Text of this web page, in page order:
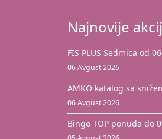
Najnovije
FIS PLUS Sedmica od
06 Avgust 2026
AMKO katalog sa
06 Avgust 2026
Bingo TOP ponuda do